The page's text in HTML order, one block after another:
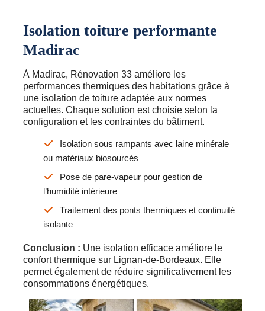
Isolation toiture performante
Madirac
À Madirac, Rénovation 33 améliore les
performances thermiques des habitations grâce à
une isolation de toiture adaptée aux normes
actuelles. Chaque solution est choisie selon la
configuration et les contraintes du bâtiment.
Isolation sous rampants avec laine minérale
ou matériaux biosourcés
Pose de pare-vapeur pour gestion de
l’humidité intérieure
Traitement des ponts thermiques et continuité
isolante
Conclusion : Une isolation efficace améliore le
confort thermique sur Lignan-de-Bordeaux. Elle
permet également de réduire significativement les
consommations énergétiques.